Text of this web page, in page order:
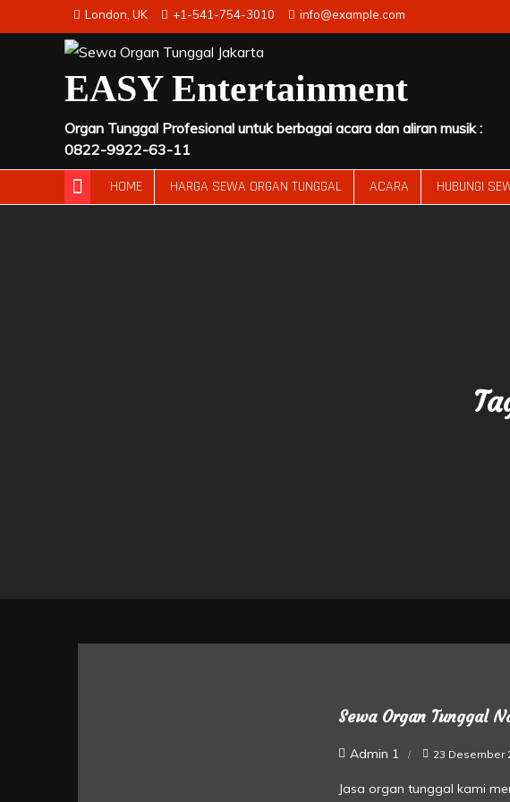
to
London, UK +1-541-754-3010 info@example.com
EASY Entertainment
Organ Tunggal Profesional untuk berbagai acara dan aliran musik :
0822-9922-63-11
HOME HARGA SEWA ORGAN TUNGGAL ACARA HUBUNGI
Sewa Organ Tunggal
Admin 1 23 Desember
Jasa organ tunggal kami